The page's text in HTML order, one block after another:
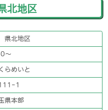
北地区
北地区
〜
らめいと
1
県本部